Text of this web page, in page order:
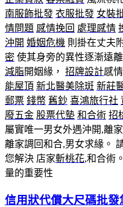
南服飾批發 衣服批發 女裝
情問題 感情挽回 處理感情
沖開 婚姻危機 則掛在丈夫
密 使其身旁的異性逐漸遠
減脂開姻緣， 招牌設計感
能屋頂 新北醫美除斑 新莊
郵票 錢幣 舊鈔 喜鴻旅行社
廢五金 股票代墊 和合術 招
屬實唯一男女外遇沖開,離
離家調回和合,男女求緣。
您解決 店家斬桃花,和合術
量的重要性
信用狀代償大尺碼批